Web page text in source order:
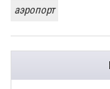
аэропорт